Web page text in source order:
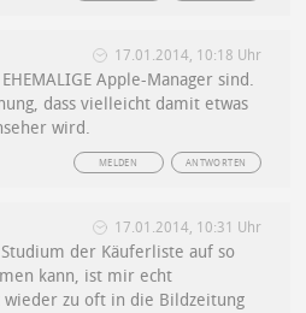
17.01.2014, 10:18 Uhr
Apple-Manager sind.
dass vielleicht damit etwas
wird.
ANTWORTEN
MELDEN
17.01.2014, 10:31 Uhr
der Käuferliste auf so
kann, ist mir echt
wieder zu oft in die Bildzeitung